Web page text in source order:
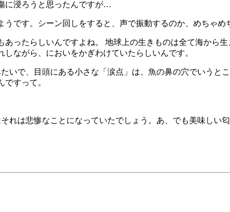
に浸ろうと思ったんですが…
です。シーン回しをすると、声で振動するのか、めちゃめ
ったらしいんですよね。 地球上の生きものは全て海から
ながら、においをかぎわけていたらしいんです。
いで、目頭にある小さな「涙点」は、魚の鼻の穴でいうと
すって。
れは悲惨なことになっていたでしょう。あ、でも美味しい